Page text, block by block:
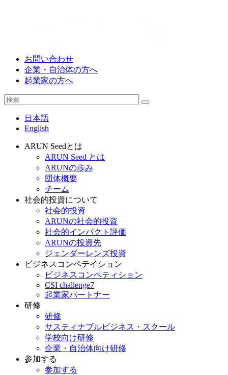
お問い合わせ
企業・自治体の方へ
起業家の方へ
日本語
English
ARUN Seedとは
ARUN Seed とは
ARUNの歩み
団体概要
チーム
社会的投資について
社会的投資
ARUNの社会的投資
社会的インパクト評価
ARUNの投資先
ジェンダーレンズ投資
ビジネスコンペテイション
ビジネスコンペティション
CSI challenge7
起業家パートナー
研修
研修
サスティナブルビジネス・スクール
学校向け研修
企業・自治体向け研修
参加する
参加する